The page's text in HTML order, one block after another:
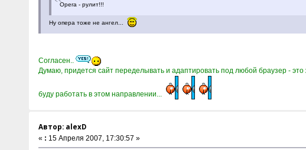
Opera - рулит!!!
Ну опера тоже не ангел...
Согласен..
Думаю, придется сайт переделывать и адаптировать под любой браузер -
буду работать в этом направлении...
Автор: alexD
« : 15 Апреля 2007, 17:30:57 »